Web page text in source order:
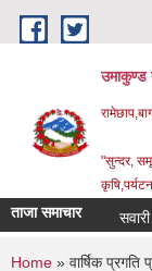
Skip to main content
उमाकुण्ड
"सुन्दर,
ताजा समाचार सवारी
Home » वार्षिक प्रगति